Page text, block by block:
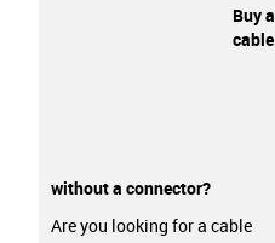
Buy a
cable
without a connector?
Are you looking for a cable